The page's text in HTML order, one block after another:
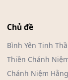
Chủ đề
Bình Yên Tinh
Thiền Chánh
Chánh Niệm